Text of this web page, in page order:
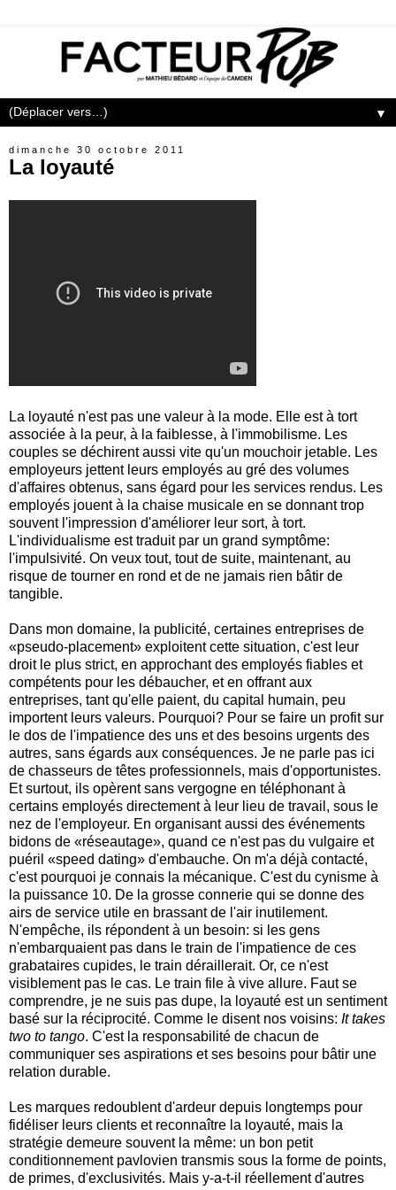
▼
dimanche 30 octobre 2011
La loyauté
La loyauté n'est pas une valeur à la mode. Elle est à tort
associée à la peur, à la faiblesse, à l'immobilisme. Les
couples se déchirent aussi vite qu'un mouchoir jetable. Les
employeurs jettent leurs employés au gré des volumes
d'affaires obtenus, sans égard pour les services rendus. Les
employés jouent à la chaise musicale en se donnant trop
souvent l'impression d'améliorer leur sort, à tort.
L'individualisme est traduit par un grand symptôme:
l'impulsivité. On veux tout, tout de suite, maintenant, au
risque de tourner en rond et de ne jamais rien bâtir de
tangible.
Dans mon domaine, la publicité, certaines entreprises de
«pseudo-placement» exploitent cette situation, c'est leur
droit le plus strict, en approchant des employés fiables et
compétents pour les débaucher, et en offrant aux
entreprises, tant qu'elle paient, du capital humain, peu
importent leurs valeurs. Pourquoi? Pour se faire un profit sur
le dos de l'impatience des uns et des besoins urgents des
autres, sans égards aux conséquences. Je ne parle pas ici
de chasseurs de têtes professionnels, mais d'opportunistes.
Et surtout, ils opèrent sans vergogne en téléphonant à
certains employés directementà leur lieu de travail, sous le
nez de l'employeur. En organisant aussi des événements
bidons de «réseautage», quand ce n'est pas du vulgaire et
puéril «speed dating» d'embauche. On m'a déjà contacté,
c'est pourquoi je connais la mécanique. C'est du cynisme à
la puissance 10. De la grosse connerie qui se donne des
airs de service utile en brassant de l'air inutilement.
N'empêche, ils répondent à un besoin: si les gens
n'embarquaient pas dans le train de l'impatience de ces
grabataires cupides, le train déraillerait. Or, ce n'est
visiblement pas le cas. Le train file à vive allure. Faut se
comprendre, je ne suis pas dupe, la loyauté est un sentiment
basé sur la réciprocité. Comme le disent nos voisins: It takes
two to tango. C'est la responsabilité de chacun de
communiquer ses aspirations et ses besoins pour bâtir une
relation durable.
Les marques redoublent d'ardeur depuis longtemps pour
fidéliser leurs clients et reconnaître la loyauté, mais la
stratégie demeure souvent la même: un bon petit
conditionnement pavlovien transmis sous la forme de points,
de primes, d'exclusivités. Mais y-a-t-il réellement d'autres